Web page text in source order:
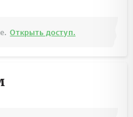
Открыть доступ.